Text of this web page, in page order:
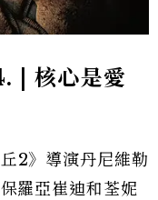
| 核心是愛
2》 導演丹尼維勒
羅亞崔迪和荃妮